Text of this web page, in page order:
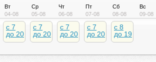
Вт
04-08
c 7
до 20
Ср
05-08
c 7
до 20
Чт
06-08
c 7
до 20
Пт
07-08
c 7
до 20
Сб
08-08
c 8
до 19
Вс
09-08